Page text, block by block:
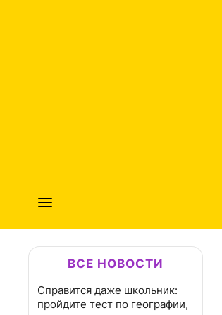
ВСЕ НОВОСТИ
Справится даже школьник:
пройдите тест по географии,